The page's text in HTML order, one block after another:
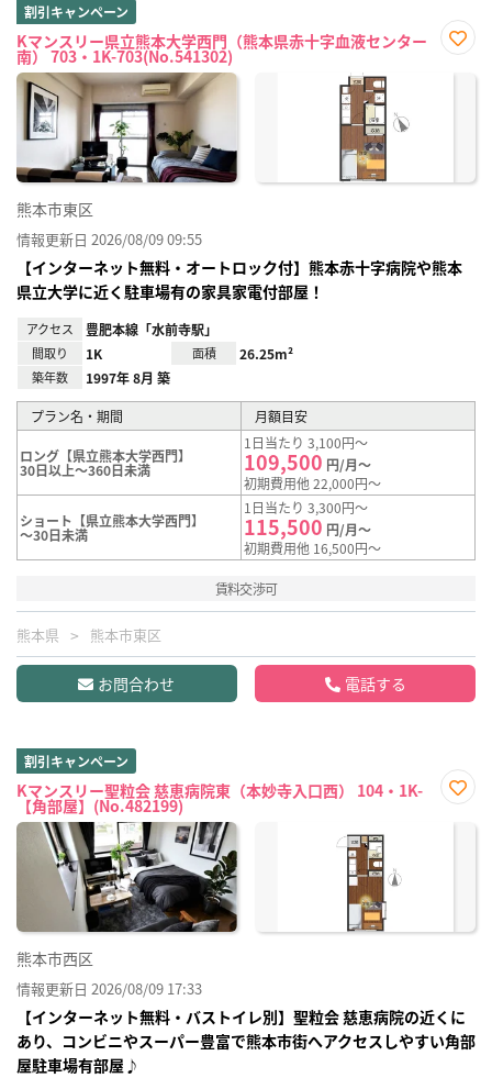
割引キャンペーン
Kマンスリー県立熊本大学西門（熊本県赤十字血液センター
南） 703・1K-703(No.541302)
に入
熊本市東区
情報更新日 2026/08/09 09:55
【インターネット無料・オートロック付】熊本赤十字病院や熊本
県立大学に近く駐車場有の家具家電付部屋！
アクセス 豊肥本線「水前寺駅」
間取り 1K 面積 26.25m²
築年数 1997年 8月 築
プラン名・期間 月額目安
ロング【県立熊本大学西門】
30日以上～360日未満
1日当たり 3,100円～
109,500 円/月～
初期費用他 22,000円～
ショート【県立熊本大学西門】
～30日未満
1日当たり 3,300円～
115,500 円/月～
初期費用他 16,500円～
賃料交渉可
熊本県 熊本市東区
お問合わせ 電話する
割引キャンペーン
Kマンスリー聖粒会 慈恵病院東（本妙寺入口西） 104・1K-
【角部屋】(No.482199)
に入
熊本市西区
情報更新日 2026/08/09 17:33
【インターネット無料・バストイレ別】聖粒会 慈恵病院の近くに
あり、コンビニやスーパー豊富で熊本市街へアクセスしやすい角部
屋駐車場有部屋♪